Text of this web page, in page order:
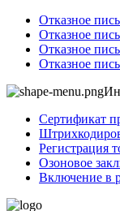
Отказное
Отказное
Отказное
Отказное
Сертификат
Регистрация
Озоновое
Включение в